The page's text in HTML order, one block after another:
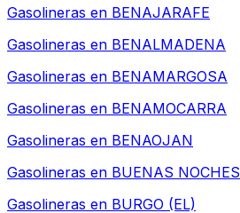
Gasolineras en BENAJARAFE
Gasolineras en BENALMADENA
Gasolineras en BENAMARGOSA
Gasolineras en BENAMOCARRA
Gasolineras en BENAOJAN
Gasolineras en BUENAS NOCHES
Gasolineras en BURGO (EL)